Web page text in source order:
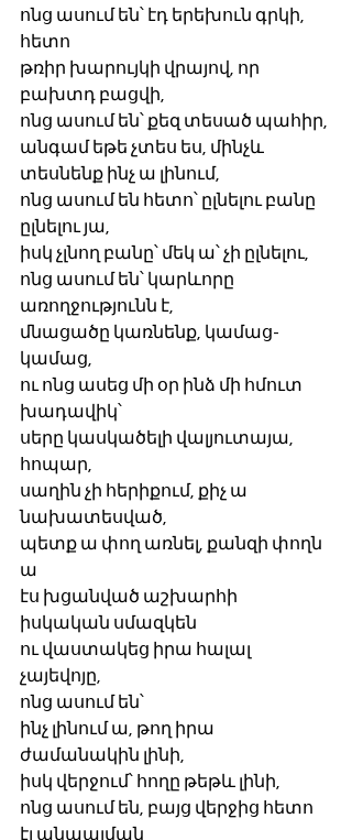
ոնց ասում են՝ էդ երեխուն գրկի,
հետո
թռիր խարույկի վրայով, որ
բախտդ բացվի,
ոնց ասում են՝ քեզ տեսած պահիր,
անգամ եթե չտես ես, մինչև
տեսնենք ինչ ա լինում,
ոնց ասում են հետո՝ ըլնելու բանը
ըլնելու յա,
իսկ չլնող բանը՝ մեկ ա՝ չի ըլնելու,
ոնց ասում են՝ կարևորը
առողջությունն է,
մնացածը կառնենք, կամաց-
կամաց,
ու ոնց ասեց մի օր ինձ մի հմուտ
խադավիկ՝
սերը կասկածելի վալյուտայա,
հոպար,
սաղին չի հերիքում, քիչ ա
նախատեսված,
պետք ա փող առնել, քանզի փողն
ա
էս խցանված աշխարհի
իսկական սմազկեն
ու վաստակեց իրա հալալ
չայեվոյը,
ոնց ասում են՝
ինչ լինում ա, թող իրա
ժամանակին լինի,
իսկ վերջում՝ հողը թեթև լինի,
ոնց ասում են, բայց վերջից հետո
էլ անպայման